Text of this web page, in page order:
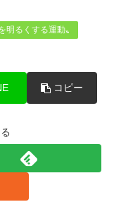
明るくする運動〟
コピー